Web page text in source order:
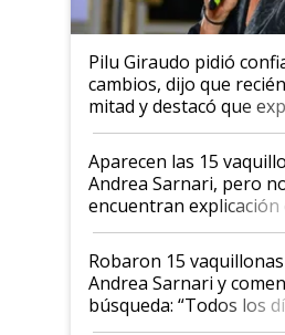
Pilu Giraudo pidió
cambios, dijo que
mitad y destacó que
ser "para unos pocos":
mandato muy claro del
nacional"
Aparecen las 15
Andrea Sarnari, pero
encuentran explicación
cómo llegaron allí
Robaron 15
Andrea Sarnari y
búsqueda: “Todos los
toca a algún productor”